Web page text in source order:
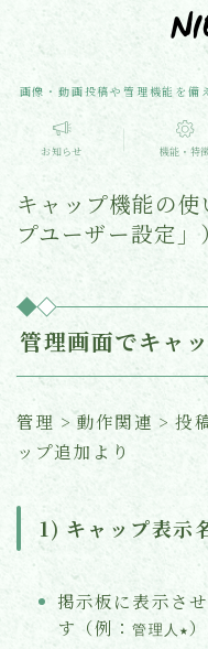
画像・動画投稿や管理機能を備
MENU
お知らせ
機能・特徴
よくある質問
新規登録
お問い合わせ
メディア掲載
お知らせ 機能・特
キャップ機能の
プユーザー設定」）
管理画面でキャ
管理 > 動作関連 > 投
ップ追加より
1) キャップ表示
掲示板に表示さ
す（例：管理人★）